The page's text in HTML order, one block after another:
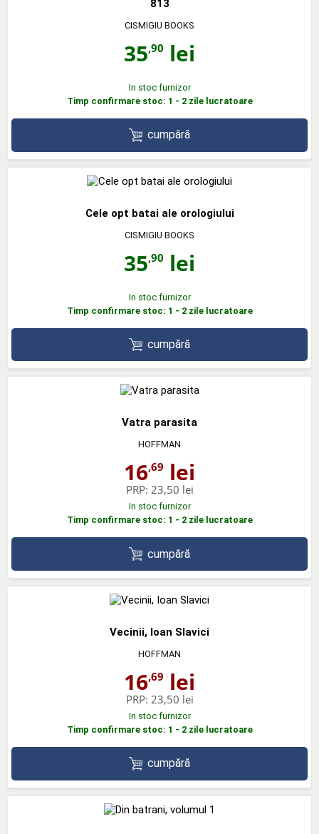
813
CISMIGIU BOOKS
35,90 lei
In stoc furnizor
Timp confirmare stoc: 1 - 2 zile lucratoare
cumpără
Cele opt batai ale orologiului
CISMIGIU BOOKS
35,90 lei
In stoc furnizor
Timp confirmare stoc: 1 - 2 zile lucratoare
cumpără
Vatra parasita
HOFFMAN
16,69 lei
PRP: 23,50 lei
In stoc furnizor
Timp confirmare stoc: 1 - 2 zile lucratoare
cumpără
Vecinii, Ioan Slavici
HOFFMAN
16,69 lei
PRP: 23,50 lei
In stoc furnizor
Timp confirmare stoc: 1 - 2 zile lucratoare
cumpără